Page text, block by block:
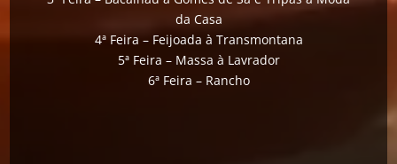
da Casa
4ª Feira – Feijoada à Transmontana
5ª Feira – Massa à Lavrador
6ª Feira – Rancho